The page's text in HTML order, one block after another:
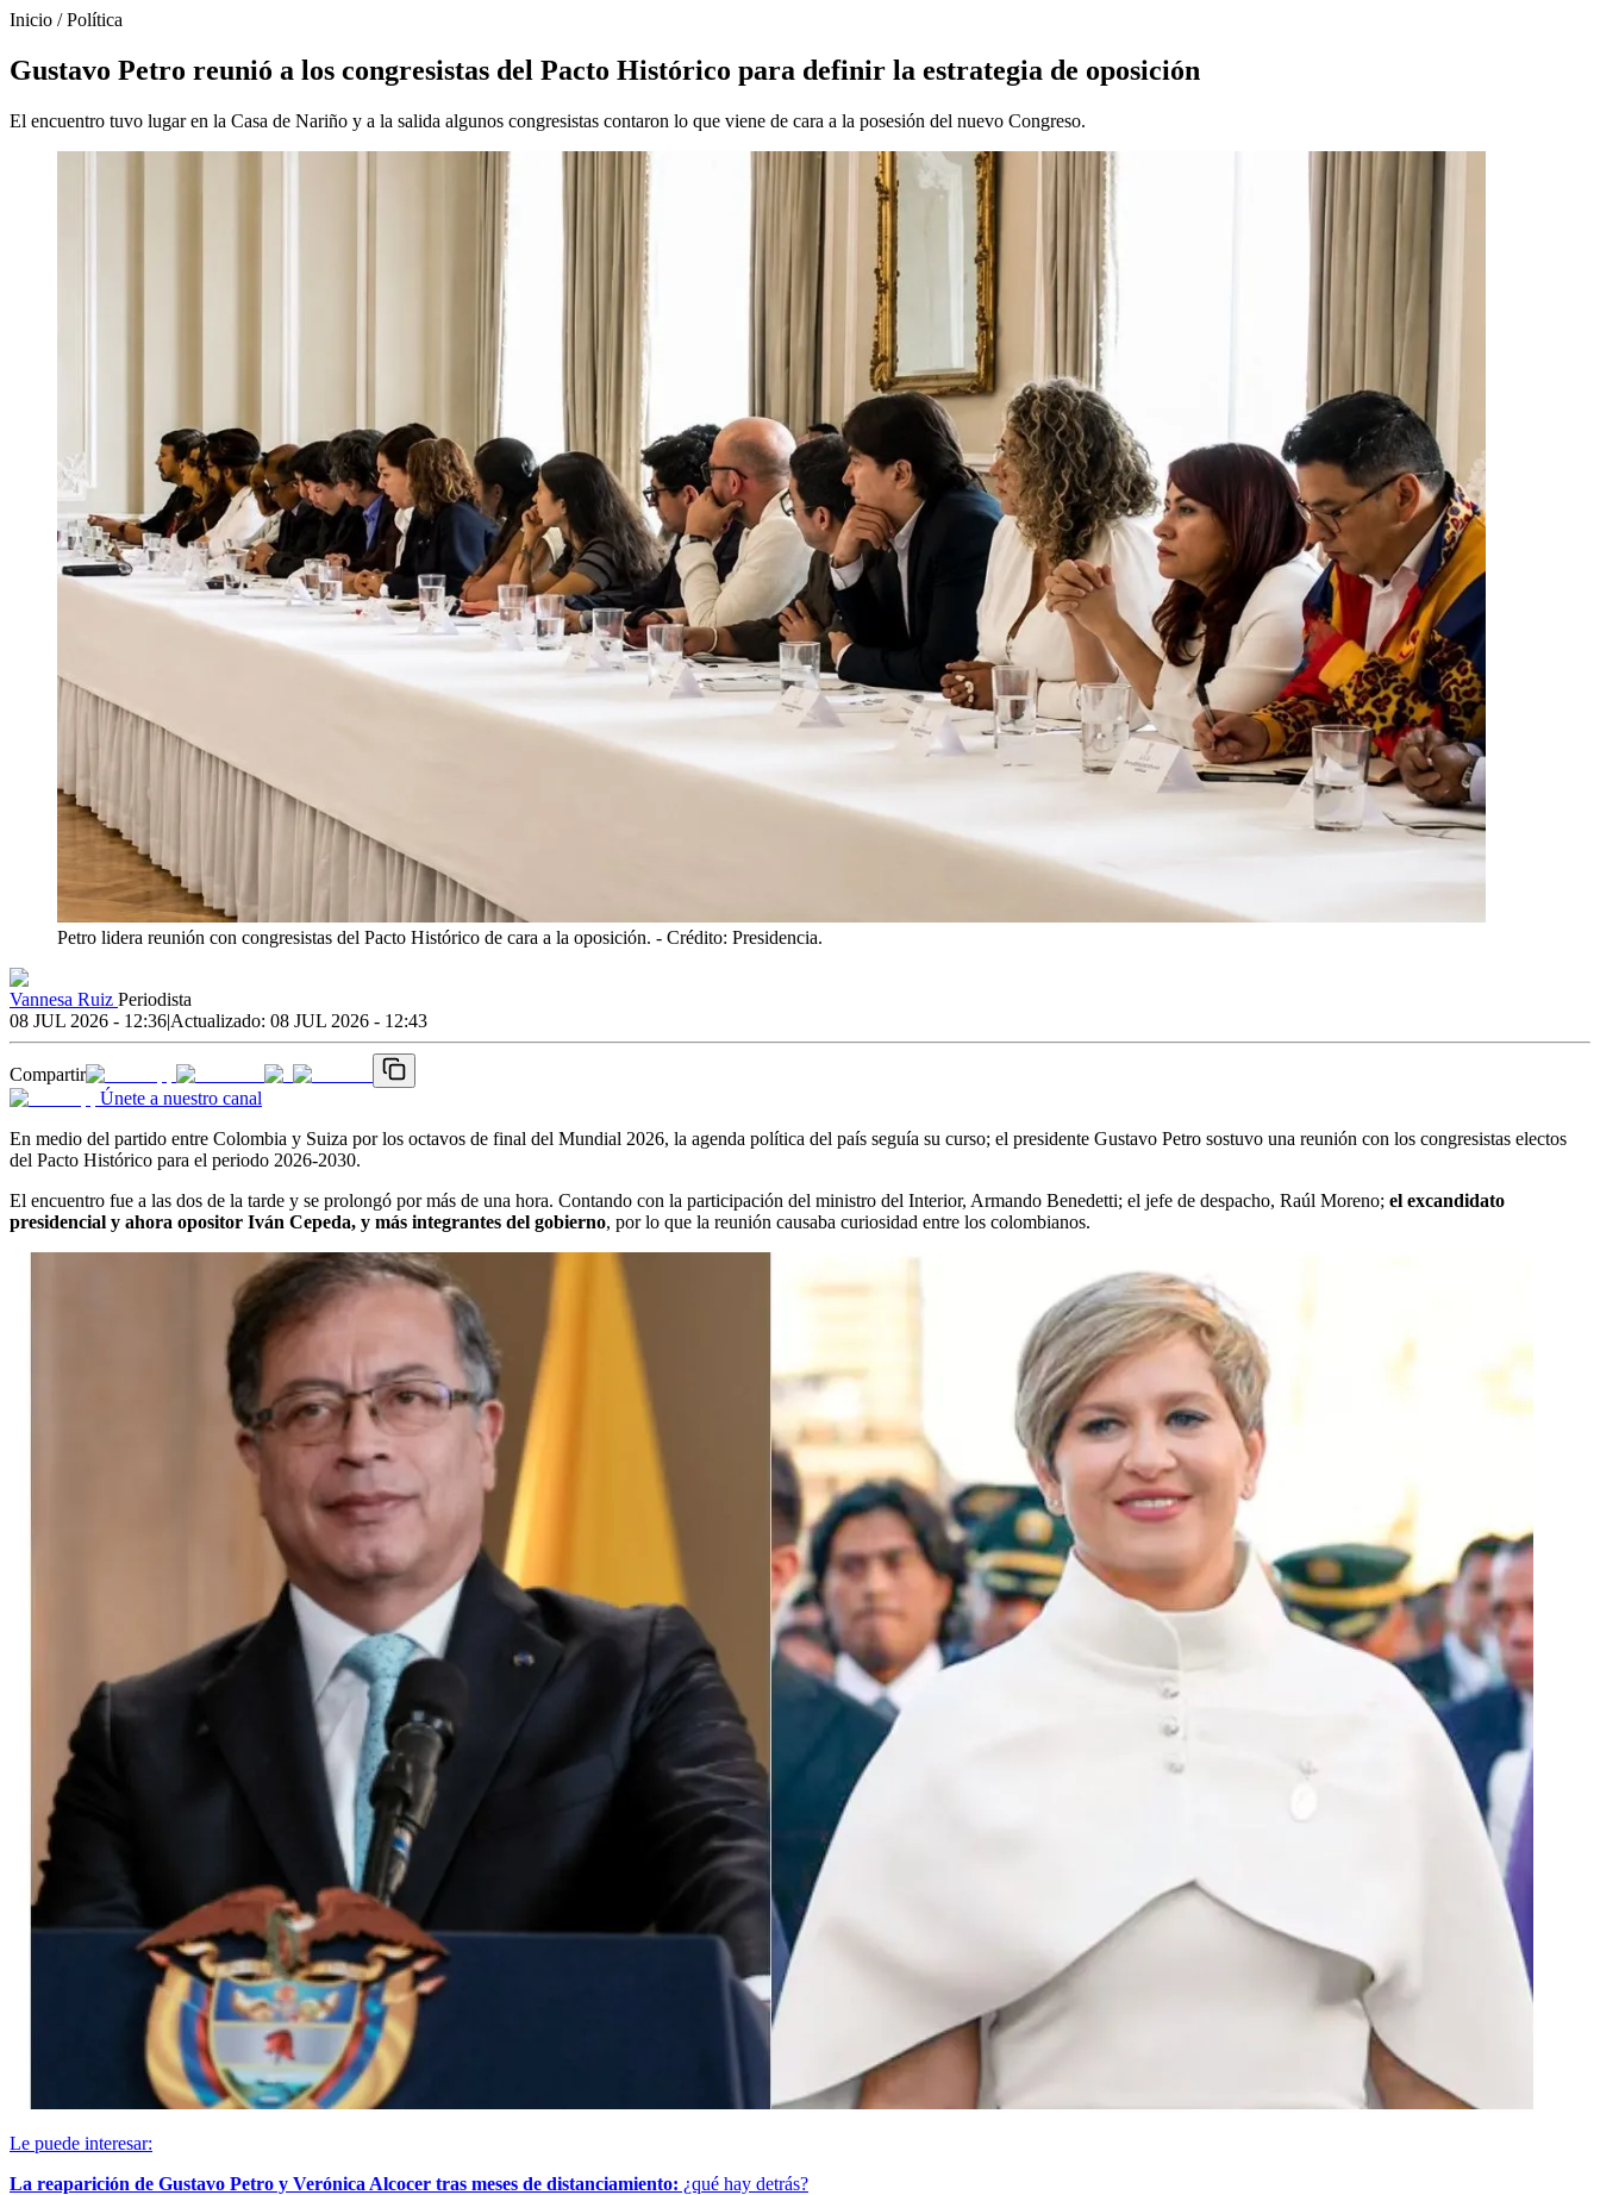
Inicio /Política
Gustavo Petro reunió a los congresistas del Pacto Histórico para definir la estrategia de oposición
El encuentro tuvo lugar en la Casa de Nariño y a la salida algunos congresistas contaron lo que viene de cara a la posesión del nuevo Congreso.
Petro lidera reunión con congresistas del Pacto Histórico de cara a la oposición. - Crédito: Presidencia.
Vannesa Ruiz Periodista
08 JUL 2026 - 12:36|Actualizado: 08 JUL 2026 - 12:43
Compartir
Únete a nuestro canal
En medio del partido entre Colombia y Suiza por los octavos de final del Mundial 2026, la agenda política del país seguía su curso; el presidente Gustavo Petro sostuvo una reunión con los congresistas electos
del Pacto Histórico para el periodo 2026-2030.
El encuentro fue a las dos de la tarde y se prolongó por más de una hora. Contando con la participación del ministro del Interior, Armando Benedetti; el jefe de despacho, Raúl Moreno; el excandidato
presidencial y ahora opositor Iván Cepeda, y más integrantes del gobierno, por lo que la reunión causaba curiosidad entre los colombianos.
Le puede interesar:
La reaparición de Gustavo Petro y Verónica Alcocer tras meses de distanciamiento: ¿qué hay detrás?